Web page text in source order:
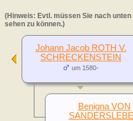
(Hinweis: Evtl. müssen Sie nach
sehen zu können.)
Johann Jacob ROTH V.
SCHRECKENSTEIN
um 1580-
Benigna VON